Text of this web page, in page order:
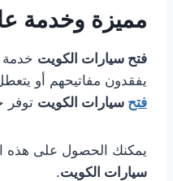
مميزة وخدمة
فتح سيارات الكويت خدمة
يفقدون مفاتيحهم أو
فتح سيارات الكويت توفر
يمكنك الحصول على هذه
سيارات الكويت.